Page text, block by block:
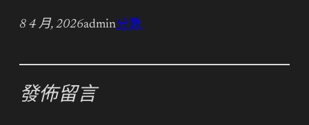
8 4 月, 2026admin分數
發佈留言